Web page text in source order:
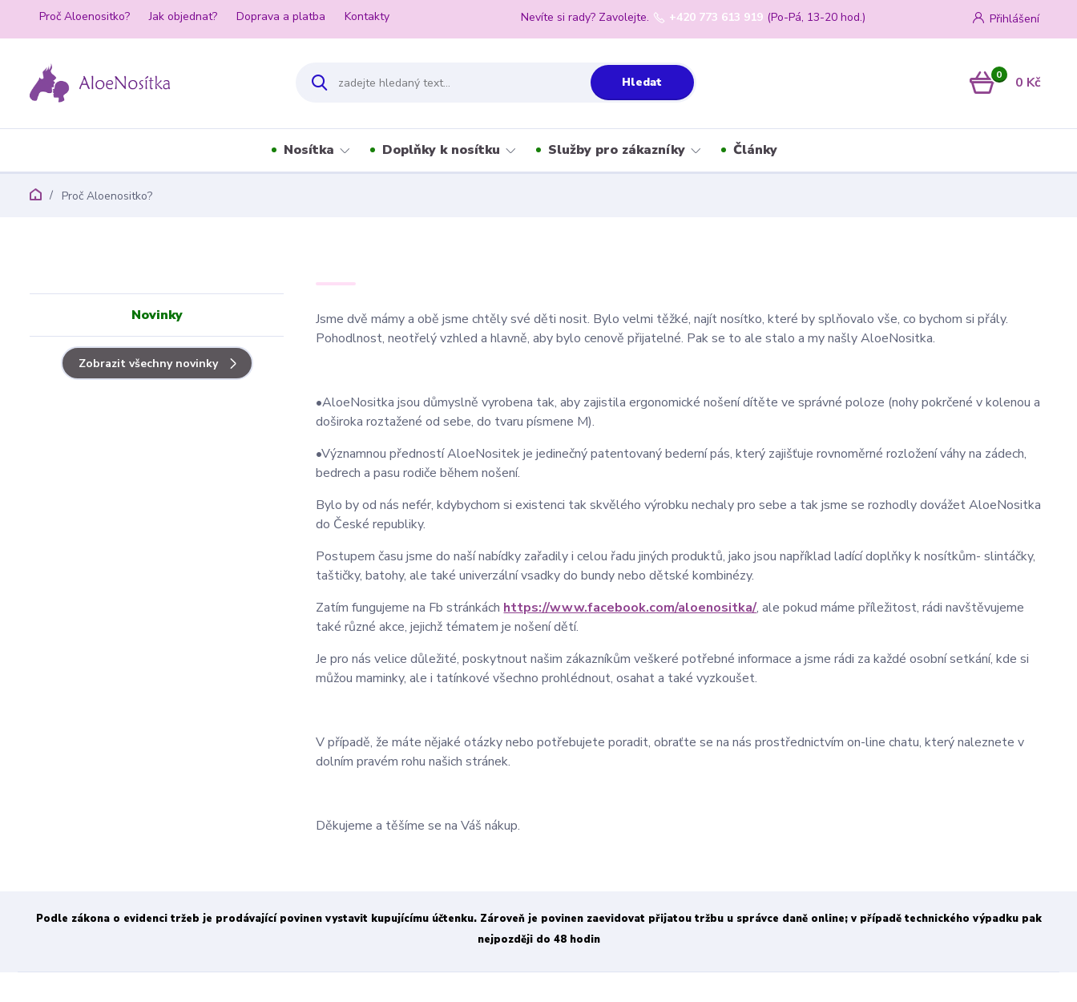
Proč Aloenositko? Jak objednat? Doprava a platba Kontakty Přihlášení
Hledat
Nevíte si rady? Zavolejte. +420 773 613 919 (Po-Pá, 13-20 hod.)
0 0 Kč
Nosítka Doplňky k nosítku Služby pro zákazníky Články
Proč Aloenositko?
Novinky
Zobrazit všechny novinky
Jsme dvě mámy a obě jsme chtěly své děti nosit. Bylo velmi těžké, najít nosítko, které by splňovalo vše, co bychom si přály.
Pohodlnost, neotřelý vzhled a hlavně, aby bylo cenově přijatelné. Pak se to ale stalo a my našly AloeNositka.
•AloeNositka jsou důmyslně vyrobena tak, aby zajistila ergonomické nošení dítěte ve správné poloze (nohy pokrčené v kolenou a
doširoka roztažené od sebe, do tvaru písmene M).
•Významnou předností AloeNositek je jedinečný patentovaný bederní pás, který zajišťuje rovnoměrné rozložení váhy na zádech,
bedrech a pasu rodiče během nošení.
Bylo by od nás nefér, kdybychom si existenci tak skvělého výrobku nechaly pro sebe a tak jsme se rozhodly dovážet AloeNositka
do České republiky.
Postupem času jsme do naší nabídky zařadily i celou řadu jiných produktů, jako jsou například ladící doplňky k nosítkům- slintáčky,
taštičky, batohy, ale také univerzální vsadky do bundy nebo dětské kombinézy.
Zatím fungujeme na Fb stránkách https://www.facebook.com/aloenositka/, ale pokud máme příležitost, rádi navštěvujeme
také různé akce, jejichž tématem je nošení dětí.
Je pro nás velice důležité, poskytnout našim zákazníkům veškeré potřebné informace a jsme rádi za každé osobní setkání, kde si
můžou maminky, ale i tatínkové všechno prohlédnout, osahat a také vyzkoušet.
V případě, že máte nějaké otázky nebo potřebujete poradit, obraťte se na nás prostřednictvím on-line chatu, který naleznete v
dolním pravém rohu našich stránek.
Děkujeme a těšíme se na Váš nákup.
Podle zákona o evidenci tržeb je prodávající povinen vystavit kupujícímu účtenku. Zároveň je povinen zaevidovat přijatou tržbu u správce daně online; v případě technického výpadku pak
nejpozději do 48 hodin